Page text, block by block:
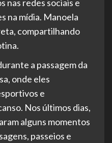
nas redes sociais e
na mídia. Manoela
compartilhando
a passagem da
onde eles
e
Nos últimos dias,
alguns momentos
passeios e